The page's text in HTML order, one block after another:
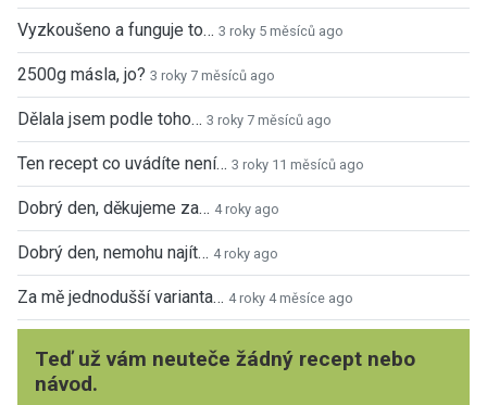
Vyzkoušeno a funguje to… 3 roky 5 měsíců ago
2500g másla, jo? 3 roky 7 měsíců ago
Dělala jsem podle toho… 3 roky 7 měsíců ago
Ten recept co uvádíte není… 3 roky 11 měsíců ago
Dobrý den, děkujeme za… 4 roky ago
Dobrý den, nemohu najít… 4 roky ago
Za mě jednodušší varianta… 4 roky 4 měsíce ago
Teď už vám neuteče žádný recept nebo
návod.